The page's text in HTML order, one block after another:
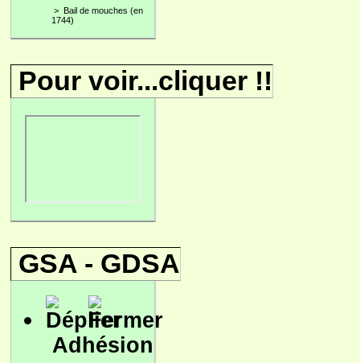
> Bail de mouches (en
1744)
Pour voir...cliquer !!
GSA - GDSA
Adhésion